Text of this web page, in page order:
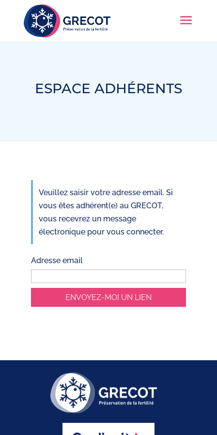
ESPACE ADHÉRENTS
Veuillez saisir votre adresse email. Si
vous êtes adhérent(e) au GRECOT,
vous recevrez un message
électronique pour vous connecter.
Adresse email